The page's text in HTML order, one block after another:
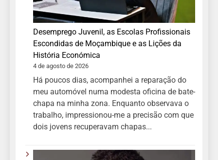
Desemprego Juvenil, as Escolas Profissionais
Escondidas de Moçambique e as Lições da
História Económica
4 de agosto de 2026
Há poucos dias, acompanhei a reparação do
meu automóvel numa modesta oficina de bate-
chapa na minha zona. Enquanto observava o
trabalho, impressionou-me a precisão com que
dois jovens recuperavam chapas...